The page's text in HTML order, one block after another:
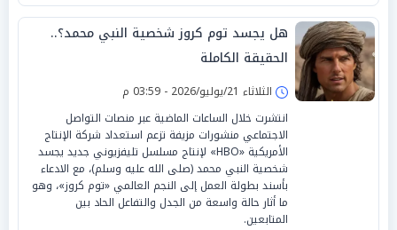
هل يجسد توم كروز شخصية النبي محمد؟..
الحقيقة الكاملة
الثلاثاء 21/يوليو/2026 - 03:59 م
انتشرت خلال الساعات الماضية عبر منصات التواصل
الاجتماعي منشورات مزيفة تزعم استعداد شركة الإنتاج
الأمريكية «HBO» لإنتاج مسلسل تليفزيوني جديد يجسد
شخصية النبي محمد (صلى الله عليه وسلم)، مع الادعاء
بأسند بطولة العمل إلى النجم العالمي «توم كروز»، وهو
ما أثار حالة واسعة من الجدل والتفاعل الحاد بين
المتابعين.